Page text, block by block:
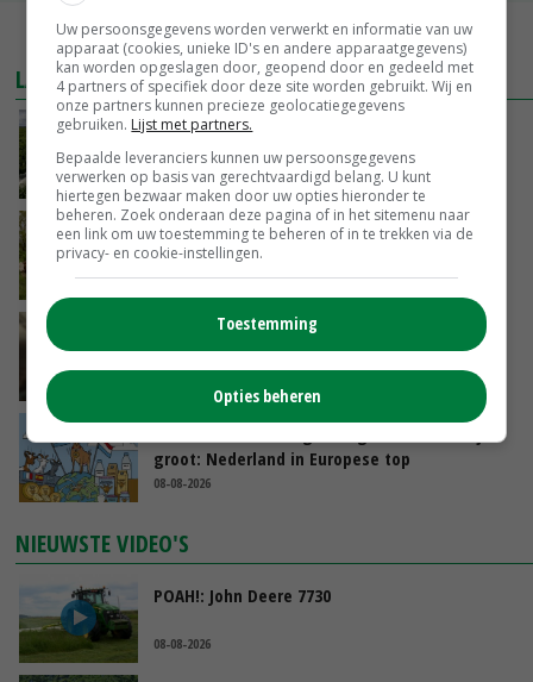
MEER MARKTPRIJZEN
LAATSTE NIEUWS
‘Iedere keer wil je het beter doen’
VANDAAG, 10:03
Hoeve Schaffersberg: basis voor vindingrijke
verbreders
VANDAAG, 06:05
‘Samenwerking A-ware en Amalthea gaat
zorgen voor meer balans’
groot: Nederland in Europese top
08-08-2026
NIEUWSTE VIDEO'S
POAH!: John Deere 7730
08-08-2026
Uw persoonsgegevens worden verwerkt en informatie van uw
apparaat (cookies, unieke ID's en andere apparaatgegevens)
kan worden opgeslagen door, geopend door en gedeeld met
4 partners of specifiek door deze site worden gebruikt. Wij en
onze partners kunnen precieze geolocatiegegevens
gebruiken. Lijst met partners.
Bepaalde leveranciers kunnen uw persoonsgegevens
verwerken op basis van gerechtvaardigd belang. U kunt
hiertegen bezwaar maken door uw opties hieronder te
beheren. Zoek onderaan deze pagina of in het sitemenu naar
een link om uw toestemming te beheren of in te trekken via de
privacy- en cookie-instellingen.
Toestemming
Opties beheren